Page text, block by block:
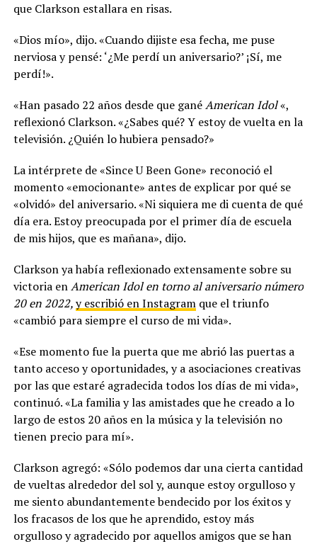
que Clarkson estallara en risas.
«Dios mío», dijo. «Cuando dijiste esa fecha, me puse
nerviosa y pensé: ‘¿Me perdí un aniversario?’ ¡Sí, me
perdí!».
«Han pasado 22 años desde que ganéAmerican Idol«,
reflexionó Clarkson. «¿Sabes qué? Y estoy de vuelta en la
televisión. ¿Quién lo hubiera pensado?»
La intérprete de «Since U Been Gone» reconoció el
momento «emocionante» antes de explicar por qué se
«olvidó» del aniversario. «Ni siquiera me di cuenta de qué
día era. Estoy preocupada por el primer día de escuela
de mis hijos, que es mañana», dijo.
Clarkson ya había reflexionado extensamente sobre su
victoria enAmerican Idol en torno al aniversario número
20 en 2022,y escribió en Instagramque el triunfo
«cambió para siempre el curso de mi vida».
«Ese momento fue la puerta que me abrió las puertas a
tanto acceso y oportunidades, y a asociaciones creativas
por las que estaré agradecida todos los días de mi vida»,
continuó. «La familia y las amistades que he creado a lo
largo de estos 20 años en la música y la televisión no
tienen precio para mí».
Clarkson agregó: «Sólo podemos dar una cierta cantidad
de vueltas alrededor del sol y, aunque estoy orgulloso y
me siento abundantemente bendecido por los éxitos y
los fracasos de los que he aprendido, estoy más
orgulloso y agradecido por aquellos amigos que se han